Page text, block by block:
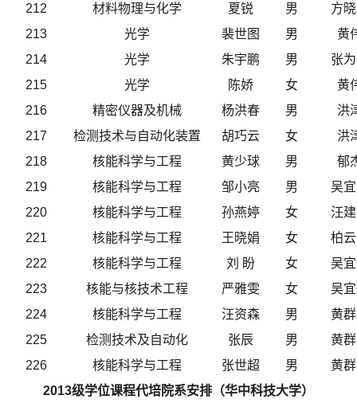
212
材料物理与化学 夏锐 男
方
213
光学 裴世图 男
黄
214
光学 朱宇鹏 男
张
215
光学 陈娇 女
黄
216
精密仪器及机械 杨洪春 男
洪
217
检测技术与自动化装置 胡巧云 女
洪
218
核能科学与工程 黄少球 男
郁
219
核能科学与工程 邹小亮 男
吴
220
核能科学与工程 孙燕婷 女
汪
221
核能科学与工程 王晓娟 女
柏
222
核能科学与工程 刘 盼 女
吴
223
核能与核技术工程 严雅雯 女
吴
224
核能科学与工程 汪资森 男
黄
225
检测技术及自动化 张辰 男
黄
226
核能科学与工程 张世超 男
黄
2013级学位课程代培院系安排（华中科技大学）